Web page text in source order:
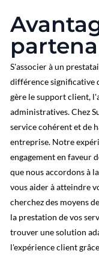
S'associer à un
différence significative
gère le support client,
administratives. Chez
service cohérent et de
entreprise. Notre
engagement en faveur
que nous accordons à
vous aider à atteindre
cherchez des moyens
la prestation de vos
trouver une solution
l'expérience client